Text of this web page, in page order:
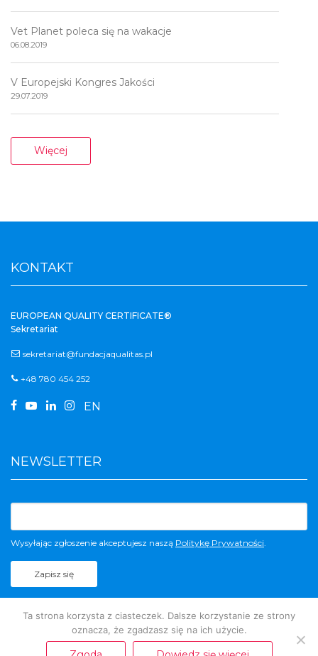
Vet Planet poleca się na wakacje
06.08.2019
V Europejski Kongres Jakości
29.07.2019
Więcej
KONTAKT
EUROPEAN QUALITY CERTIFICATE®
Sekretariat
sekretariat@fundacjaqualitas.pl
+48 780 454 252
    EN
NEWSLETTER
Wysyłając zgłoszenie akceptujesz naszą Politykę Prywatności
© 2019-2026 Public PR. Wszystkie prawa zastrzeżone.
Ta strona korzysta z ciasteczek. Dalsze korzystanie ze strony
oznacza, że zgadzasz się na ich użycie.